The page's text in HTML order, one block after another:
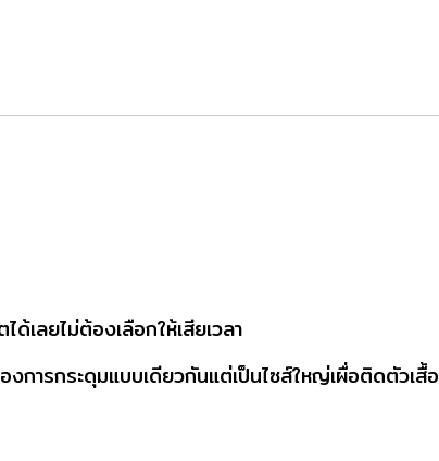
เลยไม่ต้องเลือกให้เสียเวลา
งการกระดุมแบบเดียวกันแต่เป็นไซส์ใหญ่เผื่อติดตัวเสื้อ